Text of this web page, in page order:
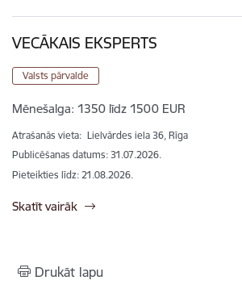
VECĀKAIS EKSPERTS
Valsts pārvalde
Mēnešalga: 1350 līdz 1500 EUR
Atrašanās vieta: Lielvārdes iela 36, Rīga
Publicēšanas datums: 31.07.2026.
Pieteikties līdz: 21.08.2026.
Skatīt vairāk
Drukāt lapu